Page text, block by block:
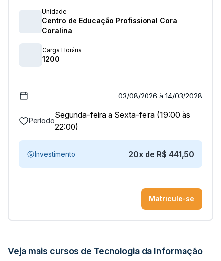
Unidade
Centro de Educação Profissional Cora
Coralina
Carga Horária
1200
03/08/2026 à 14/03/2028
Período
Segunda-feira a Sexta-feira (19:00 às
22:00)
Investimento 20x de R$ 441,50
Matricule-se
Veja mais cursos de Tecnologia da Informação